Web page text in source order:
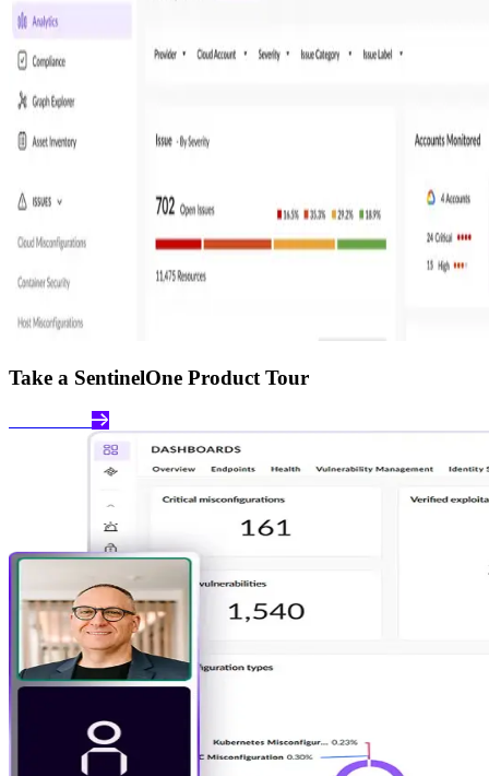
Take a SentinelOne Product Tour